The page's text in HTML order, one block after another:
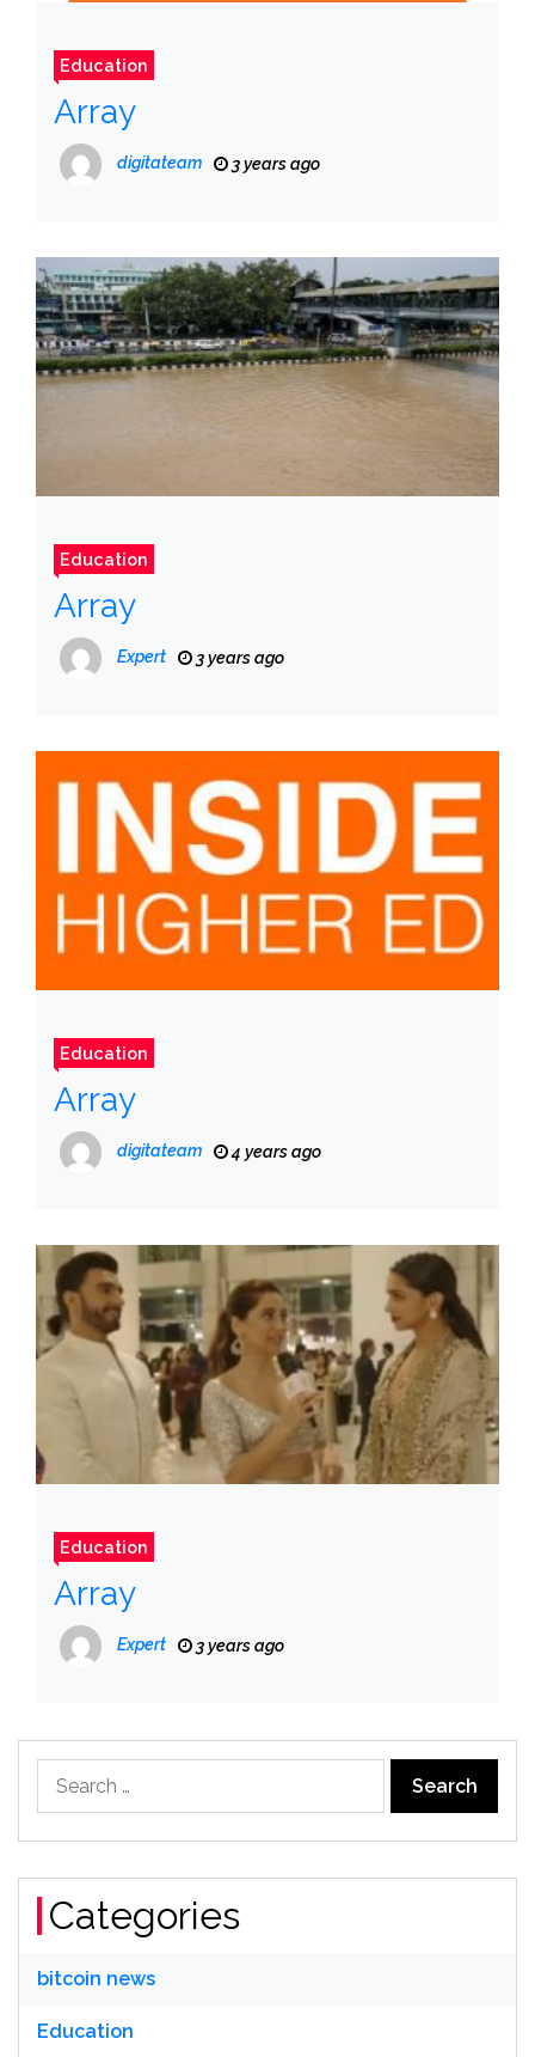
Education
Array
digitateam 3 years ago
Education
Array
Expert 3 years ago
Education
Array
digitateam 4 years ago
Education
Array
Expert 3 years ago
for:
Categories
bitcoin news
Education